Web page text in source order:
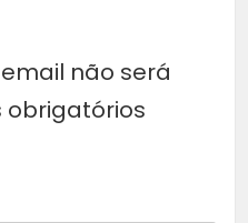
não será
obrigatórios